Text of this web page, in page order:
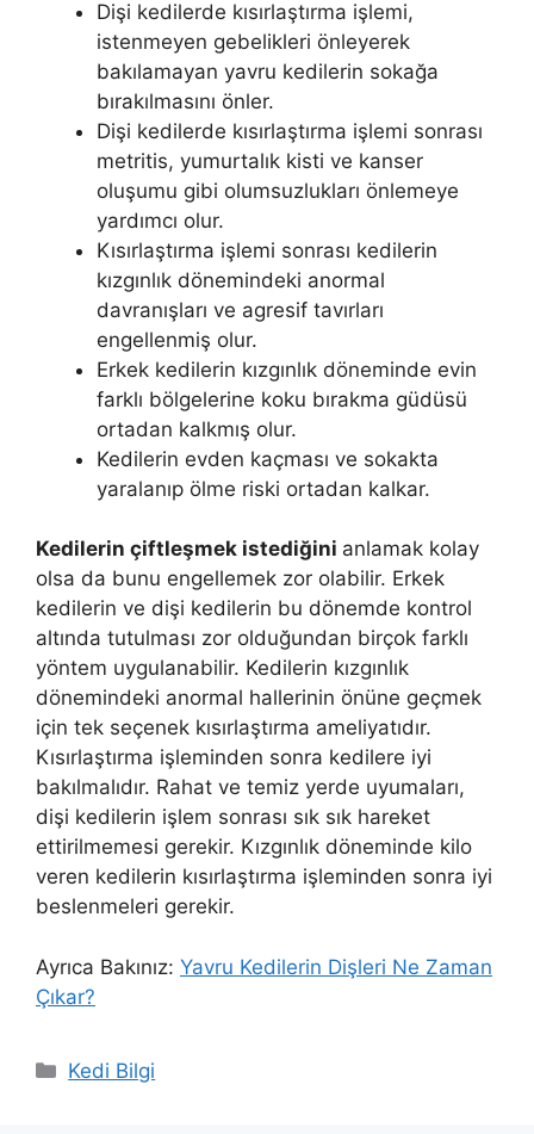
Dişi kedilerde kısırlaştırma işlemi,
istenmeyen gebelikleri önleyerek
bakılamayan yavru kedilerin sokağa
bırakılmasını önler.
Dişi kedilerde kısırlaştırma işlemi sonrası
metritis, yumurtalık kisti ve kanser
oluşumu gibi olumsuzlukları önlemeye
yardımcı olur.
Kısırlaştırma işlemi sonrası kedilerin
kızgınlık dönemindeki anormal
davranışları ve agresif tavırları
engellenmiş olur.
Erkek kedilerin kızgınlık döneminde evin
farklı bölgelerine koku bırakma güdüsü
ortadan kalkmış olur.
Kedilerin evden kaçması ve sokakta
yaralanıp ölme riski ortadan kalkar.
Kedilerin çiftleşmek istediğini anlamak kolay
olsa da bunu engellemek zor olabilir. Erkek
kedilerin ve dişi kedilerin bu dönemde kontrol
altında tutulması zor olduğundan birçok farklı
yöntem uygulanabilir. Kedilerin kızgınlık
dönemindeki anormal hallerinin önüne geçmek
için tek seçenek kısırlaştırma ameliyatıdır.
Kısırlaştırma işleminden sonra kedilere iyi
bakılmalıdır. Rahat ve temiz yerde uyumaları,
dişi kedilerin işlem sonrası sık sık hareket
ettirilmemesi gerekir. Kızgınlık döneminde kilo
veren kedilerin kısırlaştırma işleminden sonra iyi
beslenmeleri gerekir.
Ayrıca Bakınız: Yavru Kedilerin Dişleri Ne Zaman
Çıkar?
Kategoriler
Kedi Bilgi